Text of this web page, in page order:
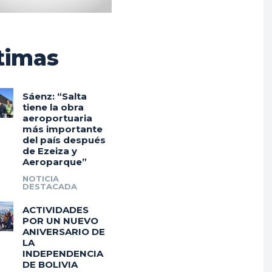
Sáenz: “Salta
tiene la obra
aeroportuaria
más importante
del país después
de Ezeiza y
Aeroparque”
NOTICIA
DESTACADA
ACTIVIDADES
POR UN NUEVO
ANIVERSARIO DE
LA
INDEPENDENCIA
DE BOLIVIA